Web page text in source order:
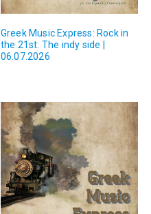
Greek Music Express: Rock in
the 21st: The indy side |
06.07.2026